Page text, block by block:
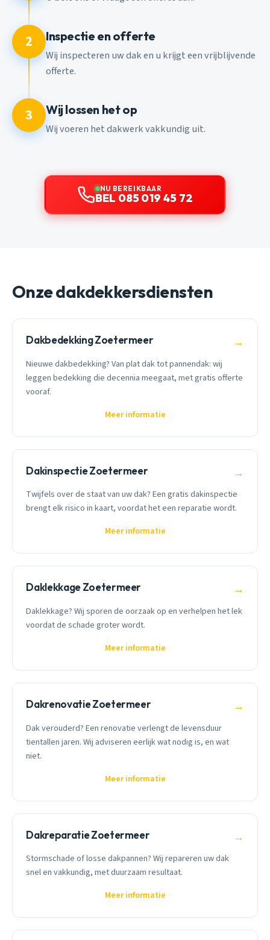
2 Inspectie en offerte
Wij inspecteren uw dak en u krijgt een vrijblijvende
offerte.
3 Wij lossen het op
Wij voeren het dakwerk vakkundig uit.
NU BEREIKBAAR
BEL 085 019 45 72
Onze dakdekkersdiensten
Dakbedekking Zoetermeer →
Nieuwe dakbedekking? Van plat dak tot pannendak: wij
leggen bedekking die decennia meegaat, met gratis offerte
vooraf.
Meer informatie
Dakinspectie Zoetermeer →
Twijfels over de staat van uw dak? Een gratis dakinspectie
brengt elk risico in kaart, voordat het een reparatie wordt.
Meer informatie
Daklekkage Zoetermeer →
Daklekkage? Wij sporen de oorzaak op en verhelpen het lek
voordat de schade groter wordt.
Meer informatie
Dakrenovatie Zoetermeer →
Dak verouderd? Een renovatie verlengt de levensduur
tientallen jaren. Wij adviseren eerlijk wat nodig is, en wat
niet.
Meer informatie
Dakreparatie Zoetermeer →
Stormschade of losse dakpannen? Wij repareren uw dak
snel en vakkundig, met duurzaam resultaat.
Meer informatie